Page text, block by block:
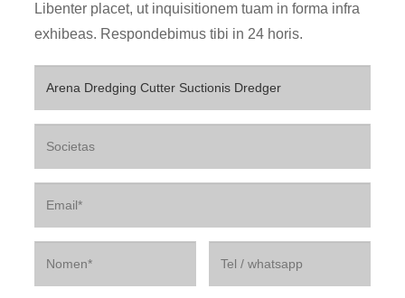
Libenter placet, ut inquisitionem tuam in forma infra
exhibeas. Respondebimus tibi in 24 horis.